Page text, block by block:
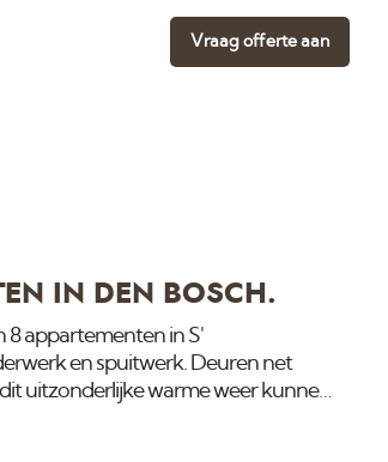
Vraag offerte aan
IN DEN BOSCH.
8 appartementen in S'
en spuitwerk. Deuren net
uitzonderlijke warme weer kunnen